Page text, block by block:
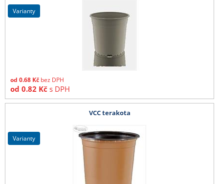
od 0.68 Kč bez DPH
od 0.82 Kč s DPH
varianty
VCC terakota
varianty